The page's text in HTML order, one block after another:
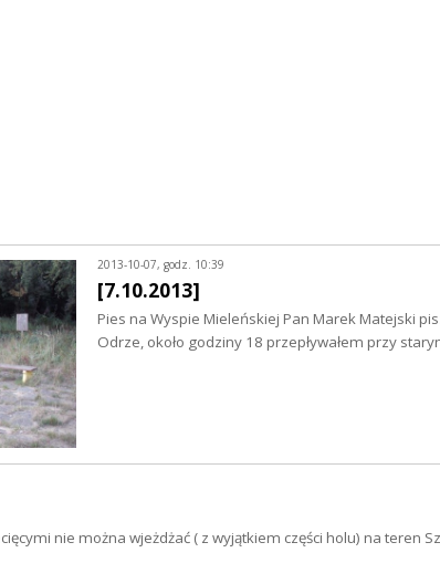
2013-10-07, godz. 10:39
[7.10.2013]
Pies na Wyspie Mieleńskiej Pan Marek Matejski
Odrze, około godziny 18 przepływałem przy
nie można wjeżdżać ( z wyjątkiem części holu) na teren